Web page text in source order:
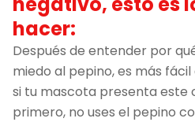
hacer:
Después de entender por
miedo al pepino, es más
si tu mascota presenta este
primero, no uses el pepino